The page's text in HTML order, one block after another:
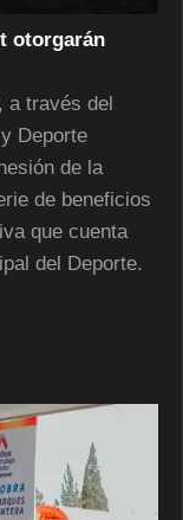
otorgarán
a través del
Deporte
de la
de beneficios
que cuenta
del Deporte.